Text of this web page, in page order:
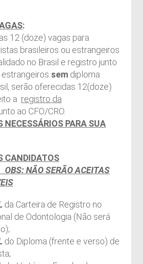
:
12 (doze) vagas para
brasileiros ou estrangeiros
no Brasil e registro junto
estrangeiros sem diploma
serão oferecidas 12(doze)
a registro da
ao CFO/CRO.
NECESSÁRIOS PARA SUA
CANDIDATOS
OBS: NÃO SERÃO ACEITAS
da Carteira de Registro no
de Odontologia (Não será
do Diploma (frente e verso) de